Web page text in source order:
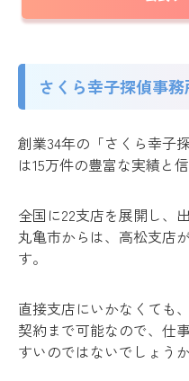
さくら幸子探偵事
創業34年の「さくら幸子
は15万件の豊富な実績と
全国に22支店を展開し、
丸亀市からは、高松支店
す。
直接支店にいかなくても
契約まで可能なので、仕
すいのではないでしょうか